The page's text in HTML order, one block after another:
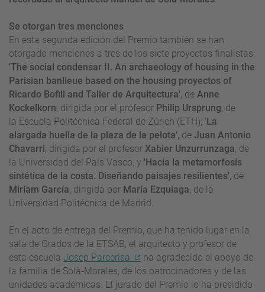
Se otorgan tres menciones
En esta segunda edición del Premio también se han
otorgado menciones a tres de los siete proyectos finalistas:
'The social condensar II. An archaeology of housing in the
Parisian banlieue based on the housing proyectos of
Ricardo Bofill and Taller de Arquitectura' , de Anne
Kockelkorn , dirigida por el profesor Philip Ursprung , de
la Escuela Politécnica Federal de Zúrich (ETH); 'La
alargada huella de la plaza de la pelota' , de Juan Antonio
Chavarri , dirigida por el profesor Xabier Unzurrunzaga , de
la Universidad del País Vasco, y 'Hacia la metamorfosis
sintética de la costa. Diseñando paisajes resilientes' , de
Miriam García , dirigida por María Ezquiaga , de la
Universidad Politécnica de Madrid.
En el acto de entrega del Premio, que ha tenido lugar en la
sala de Grados de la ETSAB, el arquitecto y profesor de
esta escuela Josep Parcerisa
ha agradecido el apoyo de
la familia de Solà-Morales, de los patrocinadores y de las
unidades académicas. El jurado del Premio lo ha presidido